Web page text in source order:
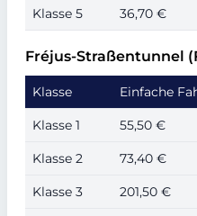
Klasse 5 36,70 €
Fréjus-Straßentunnel
Klasse Einfache
Klasse 1 55,50 €
Klasse 2 73,40 €
Klasse 3 201,50 €